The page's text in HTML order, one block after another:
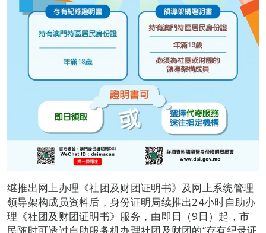
继推出网上办理《社团及财团证明书》及网上系统管理
领导架构成员资料后，身份证明局续推出24小时自助办
理《社团及财团证明书》服务，由即日（9日）起，市